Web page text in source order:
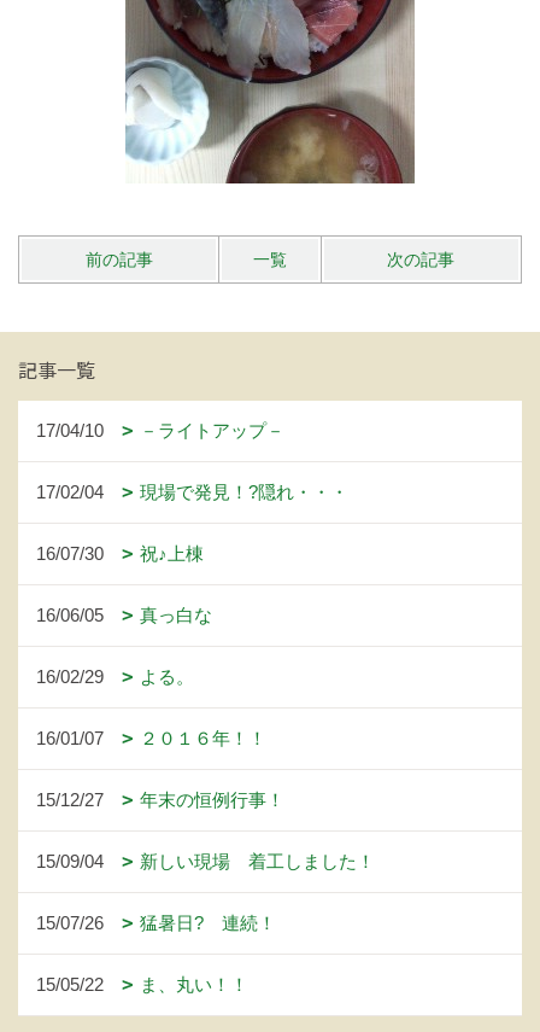
前の記事 一覧 次の記事
記事一覧
17/04/10 －ライトアップ－
17/02/04 現場で発見！?隠れ・・・
16/07/30 祝♪上棟
16/06/05 真っ白な
16/02/29 よる。
16/01/07 ２０１６年！！
15/12/27 年末の恒例行事！
15/09/04 新しい現場 着工しました！
15/07/26 猛暑日? 連続！
15/05/22 ま、丸い！！